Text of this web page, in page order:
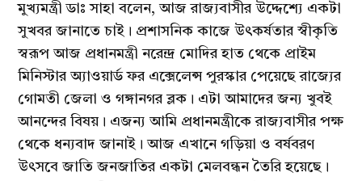
মুখ্যমন্ত্রী ডাঃ সাহা বলেন, আজ রাজ্যবাসীর উদ্দেশ্যে একটা
সুখবর জানাতে চাই। প্রশাসনিক কাজে উৎকর্ষতার স্বীকৃতি
স্বরূপ আজ প্রধানমন্ত্রী নরেন্দ্র মোদির হাত থেকে প্রাইম
মিনিস্টার অ্যাওয়ার্ড ফর এক্সেলেন্স পুরস্কার পেয়েছে রাজ্যের
গোমতী জেলা ও গঙ্গানগর ব্লক। এটা আমাদের জন্য খুবই
আনন্দের বিষয়। এজন্য আমি প্রধানমন্ত্রীকে রাজ্যবাসীর পক্ষ
থেকে ধন্যবাদ জানাই। আজ এখানে গড়িয়া ও বর্ষবরণ
উৎসবে জাতি জনজাতির একটা মেলবন্ধন তৈরি হয়েছে।